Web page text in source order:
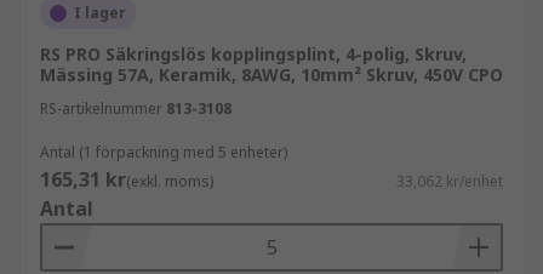
I lager
RS PRO Säkringslös kopplingsplint, 4-polig, Skruv,
Mässing 57A, Keramik, 8AWG, 10mm² Skruv, 450V CPO
RS-artikelnummer 813-3108
Antal (1 förpackning med 5 enheter)
165,31 kr(exkl. moms) 33,062 kr/enhet
Antal